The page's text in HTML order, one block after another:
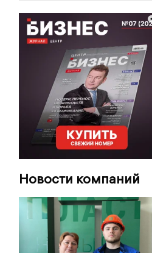
Новости компаний